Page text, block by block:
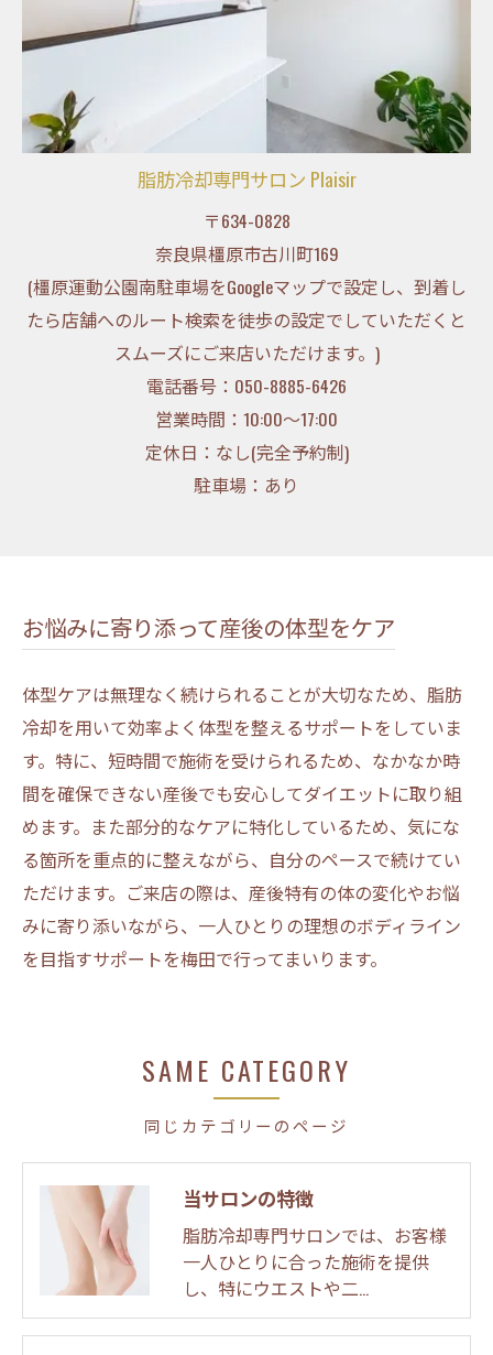
脂肪冷却専門サロン Plaisir
〒634-0828
奈良県橿原市古川町169
(橿原運動公園南駐車場をGoogleマップで設定し、到着し
たら店舗へのルート検索を徒歩の設定でしていただくと
スムーズにご来店いただけます。)
電話番号：050-8885-6426
営業時間：10:00～17:00
定休日：なし(完全予約制)
駐車場：あり
お悩みに寄り添って産後の体型をケア
体型ケアは無理なく続けられることが大切なため、脂肪
冷却を用いて効率よく体型を整えるサポートをしていま
す。特に、短時間で施術を受けられるため、なかなか時
間を確保できない産後でも安心してダイエットに取り組
めます。また部分的なケアに特化しているため、気にな
る箇所を重点的に整えながら、自分のペースで続けてい
ただけます。ご来店の際は、産後特有の体の変化やお悩
みに寄り添いながら、一人ひとりの理想のボディライン
を目指すサポートを梅田で行ってまいります。
同じカテゴリーのページ
SAME CATEGORY
当サロンの特徴
脂肪冷却専門サロンでは、お客様
一人ひとりに合った施術を提供
し、特にウエストや二…